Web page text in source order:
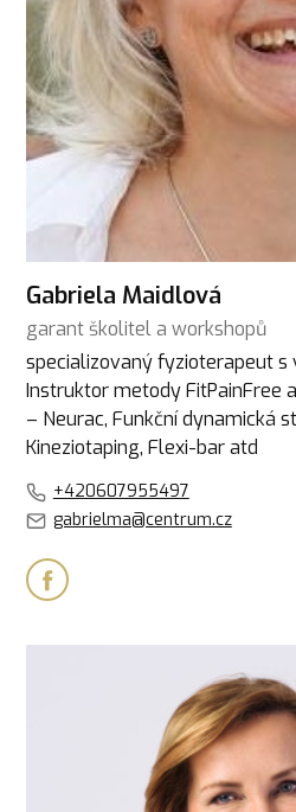
Gabriela Maidlová
garant školitel a workshopů
specializovaný fyzioterapeut s
Instruktor metody FitPainFree
– Neurac, Funkční dynamická
Kineziotaping, Flexi-bar atd
+420607955497
gabrielma@centrum.cz